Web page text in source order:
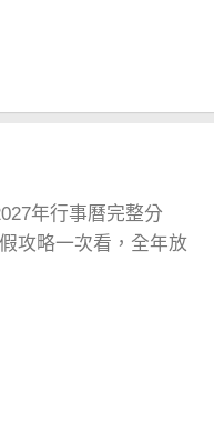
年行事曆完整分
攻略一次看，全年放